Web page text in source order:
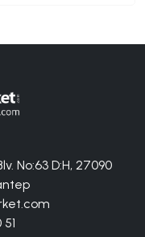
No:63 D:H, 27090